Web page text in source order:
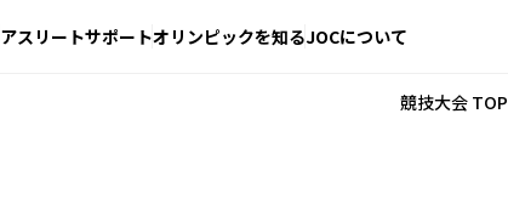
アスリートサポートオリンピックを知るJOCについて
競技大会 TOP